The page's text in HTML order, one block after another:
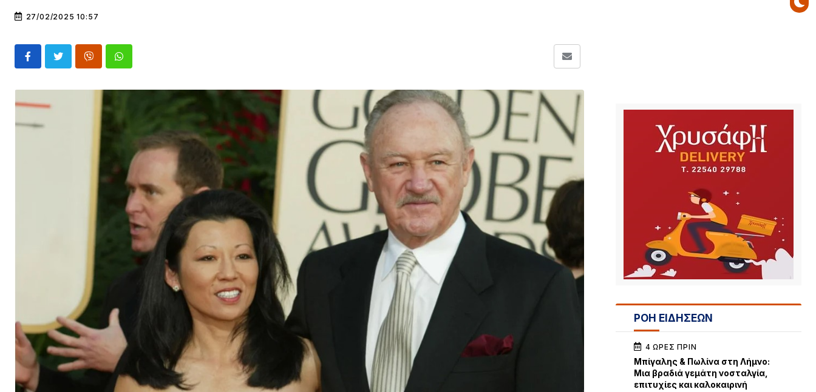
27/02/2025 10:57
ΡΟΗ ΕΙΔΗΣΕΩΝ
4 ΏΡΕΣ ΠΡΙΝ
Μπίγαλης & Πωλίνα στη Λήμνο:
Μια βραδιά γεμάτη νοσταλγία,
επιτυχίες και καλοκαιρινή